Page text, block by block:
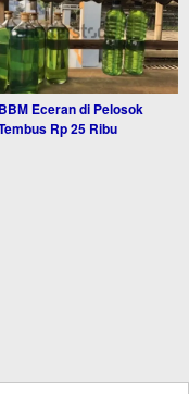
Eceran di Pelosok
Rp 25 Ribu